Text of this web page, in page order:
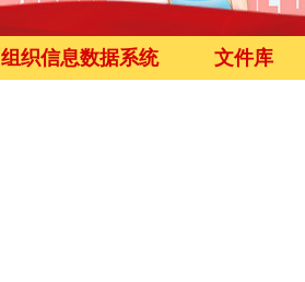
组织信息数据系统 文件库